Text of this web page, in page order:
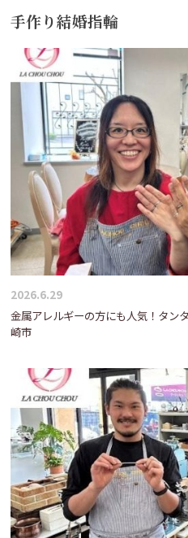
手作り結婚指輪
2026.6.29
金属アレルギーの方にも人気！タン
崎市